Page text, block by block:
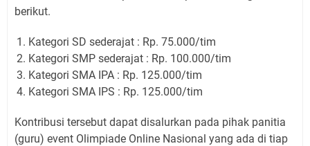
berikut.
Kategori SD sederajat : Rp. 75.000/tim
Kategori SMP sederajat : Rp. 100.000/tim
Kategori SMA IPA : Rp. 125.000/tim
Kategori SMA IPS : Rp. 125.000/tim
Kontribusi tersebut dapat disalurkan pada pihak panitia
(guru) event Olimpiade Online Nasional yang ada di tiap